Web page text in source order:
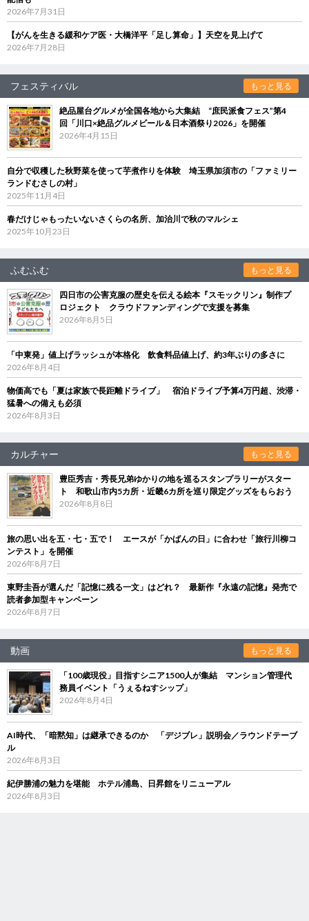
2026年7月31日
【がんを生きる緩和ケア医・大橋洋平「足し算命」】天空を見上げて
2026年7月28日
フェスティバル もっと見る
絶品屋台グルメが全国各地から大集結 “庶民派食フェス”第4
回「川口×絶品グルメビール＆日本酒祭り2026」を開催
2026年4月15日
自分で収穫した秋野菜を使って芋煮作りを体験 埼玉県加須市の「ファミリー
ランドむさしの村」
2025年11月4日
春だけじゃもったいないさくらの名所、加治川で秋のマルシェ
2025年10月23日
ふむふむ もっと見る
四日市の公害克服の歴史を伝える絵本『スモックリン』制作プ
ロジェクト クラウドファンディングで支援を募集
2026年8月5日
「中東発」値上げラッシュが本格化 飲食料品値上げ、約3年ぶりの多さに
2026年8月4日
物価高でも「夏は家族で長距離ドライブ」 宿泊ドライブ予算4万円超、渋滞・
猛暑への備えも必須
2026年8月3日
カルチャー もっと見る
豊臣秀吉・秀長兄弟ゆかりの地を巡るスタンプラリーがスター
ト 和歌山市内5カ所・近畿6カ所を巡り限定グッズをもらおう
2026年8月8日
旅の思い出を五・七・五で！ エースが「かばんの日」に合わせ「旅行川柳コ
ンテスト」を開催
2026年8月7日
東野圭吾が選んだ「記憶に残る一文」はどれ？ 最新作『永遠の記憶』発売で
読者参加型キャンペーン
2026年8月7日
動画 もっと見る
「100歳現役」目指すシニア1500人が集結 マンション管理代
務員イベント「うぇるねすシップ」
2026年8月4日
AI時代、「暗黙知」は継承できるのか 「デジブレ」説明会／ラウンドテーブ
ル
2026年8月3日
紀伊勝浦の魅力を堪能 ホテル浦島、日昇館をリニューアル
2026年8月3日